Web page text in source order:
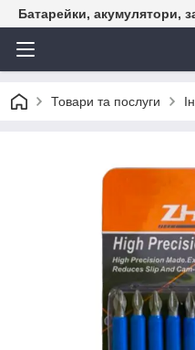
Батарейки, акумулятори,
Товари та послуги